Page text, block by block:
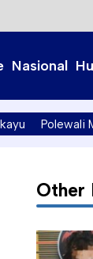
Nasional
Polewali
Other